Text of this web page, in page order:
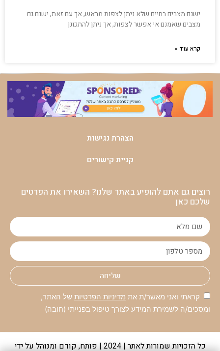
ישנם מצבים בחיים שלא ניתן לצפות מראש, אך עם זאת, ישנם גם
מצבים שאמנם אי אפשר לצפות, אך ניתן להתכונן
קרא עוד »
הצהרת נגישות
קניית קישורים
רוצים גם אתם להופיע באתר שלנו? השאירו את הפרטים
שלכם כאן
שליחה
קראתי ואני מאשר/ת את מדיניות הפרטיות של האתר,
ומסכים/ה לשמירת המידע לצורך טיפול בפנייתי (חובה)
כל הזכויות שמורות לאתר | 2024 | פותח, קודם ומנוהל על ידי